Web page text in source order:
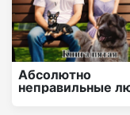
Абсолютно
неправильные